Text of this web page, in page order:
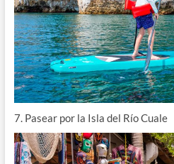
7. Pasear por la Isla del Río Cuale